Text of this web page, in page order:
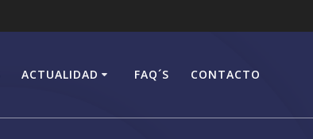
ACTUALIDAD FAQ´S CONTACTO